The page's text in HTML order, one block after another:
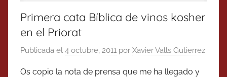
Primera cata Bíblica de vinos kosher
en el Priorat
Publicada el 4 octubre, 2011 por Xavier Valls Gutierrez
Os copio la nota de prensa que me ha llegado y